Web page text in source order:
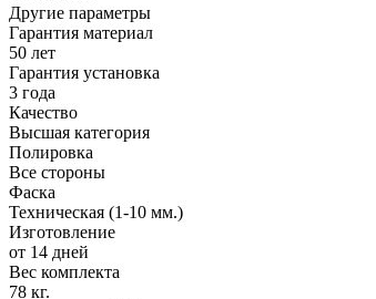
Другие параметры
Гарантия материал
50 лет
Гарантия установка
3 года
Качество
Высшая категория
Полировка
Все стороны
Фаска
Техническая (1-10 мм.)
Изготовление
от 14 дней
Вес комплекта
78 кг.